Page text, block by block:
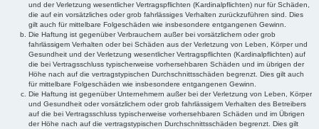
und der Verletzung wesentlicher Vertragspflichten (Kardinalpflichten) nur für Schäden,
die auf ein vorsätzliches oder grob fahrlässiges Verhalten zurückzuführen sind. Dies
gilt auch für mittelbare Folgeschäden wie insbesondere entgangenen Gewinn.
Die Haftung ist gegenüber Verbrauchern außer bei vorsätzlichem oder grob
fahrlässigem Verhalten oder bei Schäden aus der Verletzung von Leben, Körper und
Gesundheit und der Verletzung wesentlicher Vertragspflichten (Kardinalpflichten) auf
die bei Vertragsschluss typischerweise vorhersehbaren Schäden und im übrigen der
Höhe nach auf die vertragstypischen Durchschnittsschäden begrenzt. Dies gilt auch
für mittelbare Folgeschäden wie insbesondere entgangenen Gewinn.
Die Haftung ist gegenüber Unternehmern außer bei der Verletzung von Leben, Körper
und Gesundheit oder vorsätzlichem oder grob fahrlässigem Verhalten des Betreibers
auf die bei Vertragsschluss typischerweise vorhersehbaren Schäden und im Übrigen
der Höhe nach auf die vertragstypischen Durchschnittsschäden begrenzt. Dies gilt